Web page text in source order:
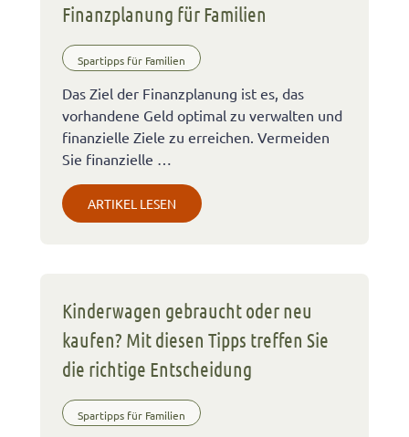
Finanzplanung für Familien
Spartipps für Familien
Das Ziel der Finanzplanung ist es, das
vorhandene Geld optimal zu verwalten und
finanzielle Ziele zu erreichen. Vermeiden
Sie finanzielle …
ARTIKEL LESEN
Kinderwagen gebraucht oder neu
kaufen? Mit diesen Tipps treffen Sie
die richtige Entscheidung
Spartipps für Familien